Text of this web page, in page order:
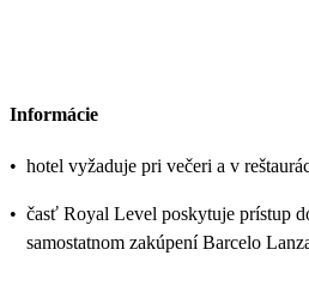
Informácie
• hotel vyžaduje pri večeri a v
• časť Royal Level poskytuje prístup
samostatnom zakúpení Barcelo